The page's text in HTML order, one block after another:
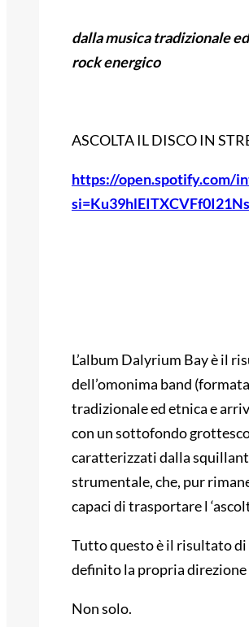
dalla musica tradizionale
rock energico
ASCOLTA IL DISCO IN
https://open.spotify.com/
L’album Dalyrium Bay è il
dell’omonima band
tradizionale ed etnica e
con un sottofondo
caratterizzati dalla
strumentale, che, pur
capaci di trasportare l
Tutto questo è il risultato di
definito la propria
Non solo.